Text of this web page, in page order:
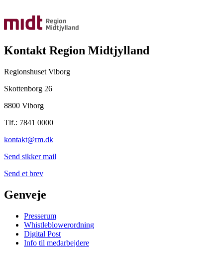
Kontakt Region Midtjylland
Regionshuset Viborg
Skottenborg 26
8800 Viborg
Tlf.: 7841 0000
kontakt@rm.dk
Send sikker mail
Send et brev
Genveje
Presserum
Whistleblowerordning
Digital Post
Info til medarbejdere